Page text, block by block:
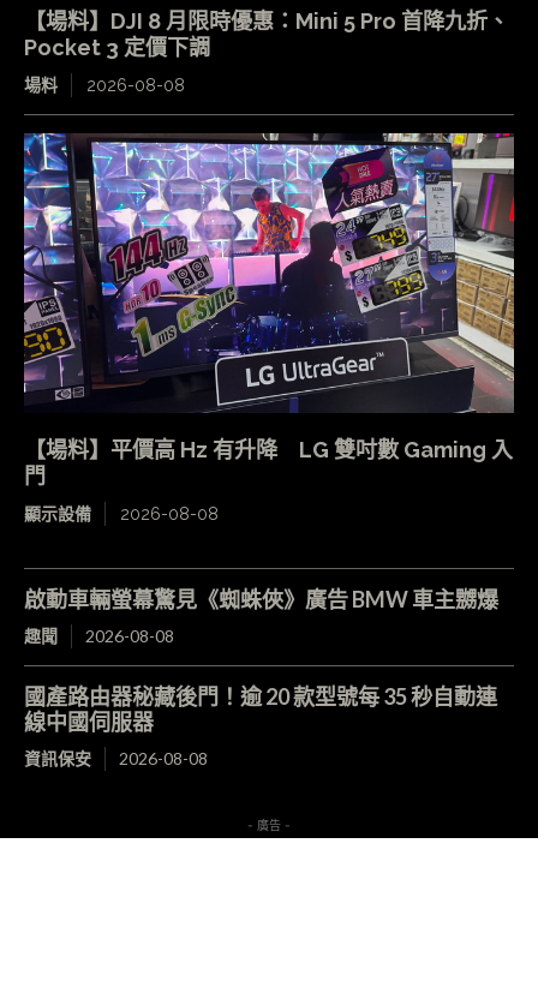
【場料】DJI 8 月限時優惠：Mini 5 Pro 首降九折、
Pocket 3 定價下調
場料 2026-08-08
【場料】平價高 Hz 有升降 LG 雙吋數 Gaming 入
門
顯示設備 2026-08-08
啟動車輛螢幕驚見《蜘蛛俠》廣告 BMW 車主嬲爆
趣聞 2026-08-08
國產路由器秘藏後門！逾 20 款型號每 35 秒自動連
線中國伺服器
資訊保安 2026-08-08
- 廣告 -